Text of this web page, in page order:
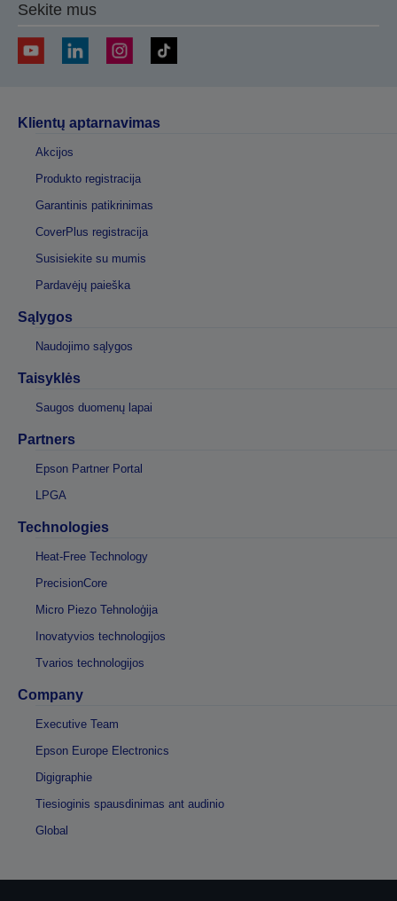
Sekite mus
Klientų aptarnavimas
Akcijos
Produkto registracija
Garantinis patikrinimas
CoverPlus registracija
Susisiekite su mumis
Pardavėjų paieška
Sąlygos
Naudojimo sąlygos
Taisyklės
Saugos duomenų lapai
Partners
Epson Partner Portal
LPGA
Technologies
Heat-Free Technology
PrecisionCore
Micro Piezo Tehnoloģija
Inovatyvios technologijos
Tvarios technologijos
Company
Executive Team
Epson Europe Electronics
Digigraphie
Tiesioginis spausdinimas ant audinio
Global